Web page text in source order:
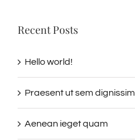
Recent Posts
Hello world!
Praesent ut sem dignissim
Aenean ieget quam